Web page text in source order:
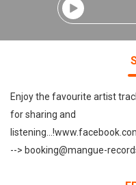
Enjoy the favourite artist
for sharing and
--> booking@mangue-